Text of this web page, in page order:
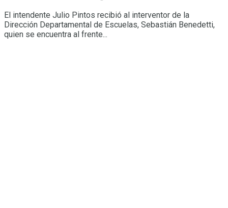
El intendente Julio Pintos recibió al interventor de la
Dirección Departamental de Escuelas, Sebastián Benedetti,
quien se encuentra al frente...